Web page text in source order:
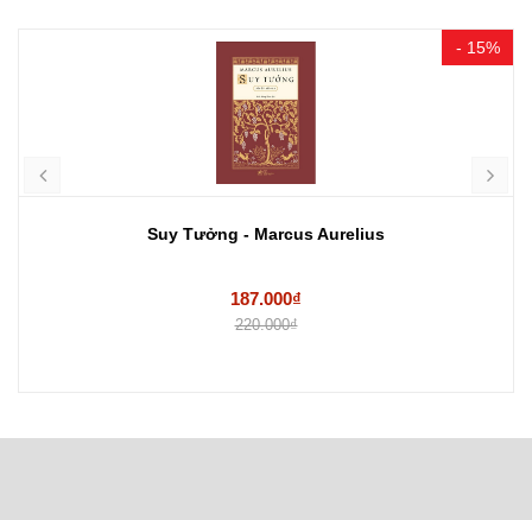
- 15%
Suy Tưởng - Marcus Aurelius
187.000₫
220.000₫